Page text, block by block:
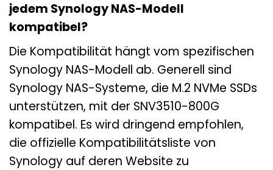
jedem Synology NAS-Modell
kompatibel?
Die Kompatibilität hängt vom spezifischen
Synology NAS-Modell ab. Generell sind
Synology NAS-Systeme, die M.2 NVMe SSDs
unterstützen, mit der SNV3510-800G
kompatibel. Es wird dringend empfohlen,
die offizielle Kompatibilitätsliste von
Synology auf deren Website zu